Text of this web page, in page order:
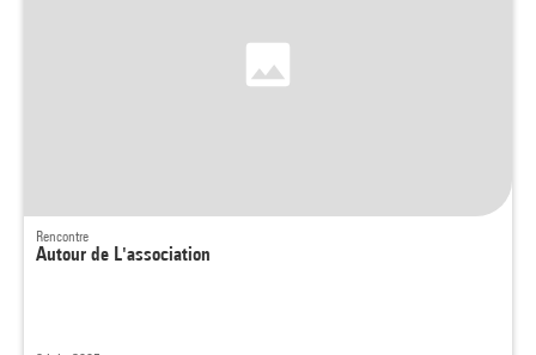
Rencontre
Autour de L'association